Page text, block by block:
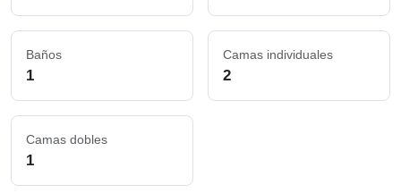
Baños
1
Camas individuales
2
Camas dobles
1